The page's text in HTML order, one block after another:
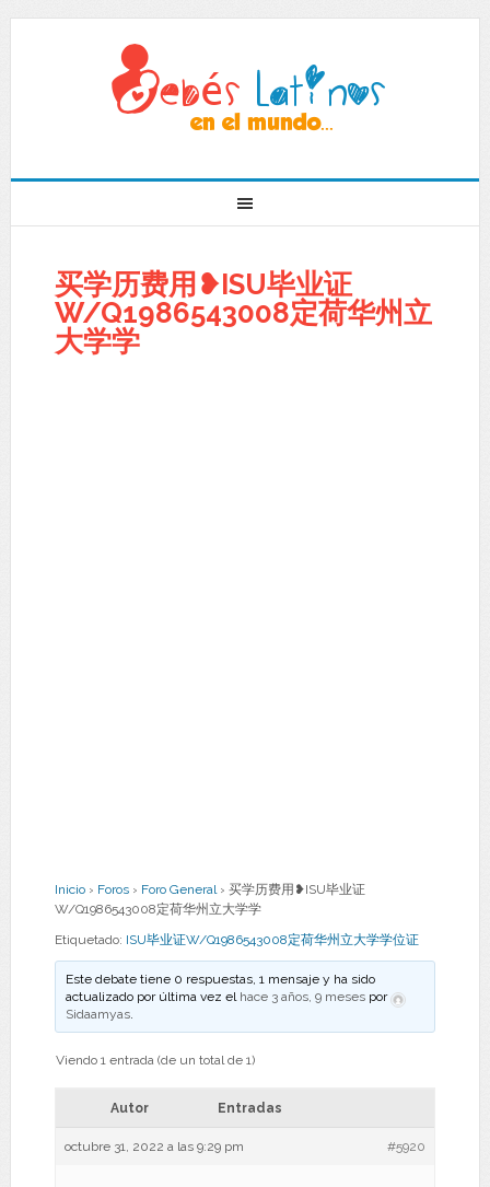
买学历费用❥ISU毕业证
W/Q1986543008定荷华州立
大学学
Inicio › Foros › Foro General › 买学历费用❥ISU毕业证
W/Q1986543008定荷华州立大学学
Etiquetado: ISU毕业证W/Q1986543008定荷华州立大学学位证
Este debate tiene 0 respuestas, 1 mensaje y ha sido
actualizado por última vez el hace 3 años, 9 meses por
Sidaamyas.
Viendo 1 entrada (de un total de 1)
Autor Entradas
octubre 31, 2022 a las 9:29 pm #5920